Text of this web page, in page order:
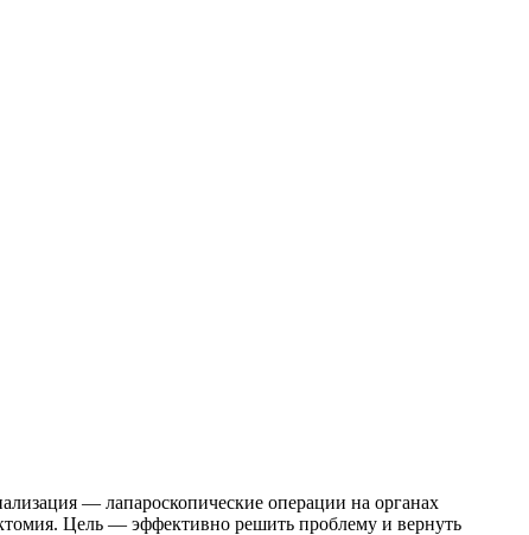
— лапароскопические операции на органах
Цель — эффективно решить проблему и вернуть